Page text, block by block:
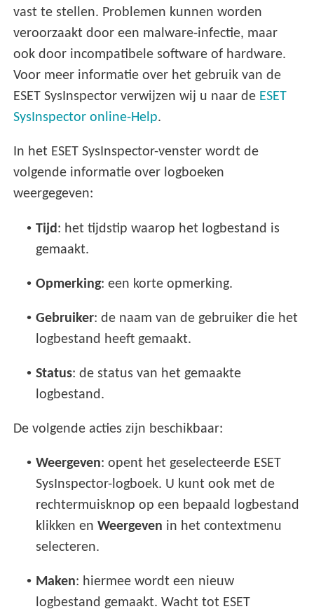
vast te stellen. Problemen kunnen worden
veroorzaakt door een malware-infectie, maar
ook door incompatibele software of hardware.
Voor meer informatie over het gebruik van de
ESET SysInspector verwijzen wij u naar de ESET
SysInspector online-Help.
In het ESET SysInspector-venster wordt de
volgende informatie over logboeken
weergegeven:
• Tijd : het tijdstip waarop het logbestand is
gemaakt.
• Opmerking: een korte opmerking.
• Gebruiker: de naam van de gebruiker die het
logbestand heeft gemaakt.
• Status: de status van het gemaakte
logbestand.
De volgende acties zijn beschikbaar:
• Weergeven: opent het geselecteerde ESET
SysInspector-logboek. U kunt ook met de
rechtermuisknop op een bepaald logbestand
klikken enWeergeven in het contextmenu
selecteren.
• Maken: hiermee wordt een nieuw
logbestand gemaakt. Wacht tot ESET